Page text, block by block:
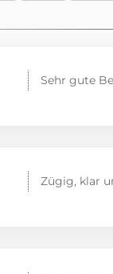
Sehr gute
Zügig, klar